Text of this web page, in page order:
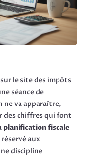
le site des impôts
séance de
ne va apparaître,
des chiffres qui font
planification fiscale
aux
discipline